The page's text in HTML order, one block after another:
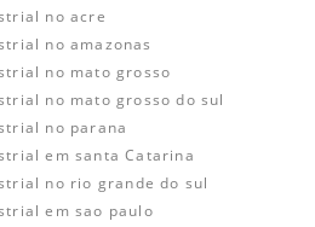
no acre
no amazonas
no mato grosso
no mato grosso do sul
no parana
em santa Catarina
no rio grande do sul
em sao paulo